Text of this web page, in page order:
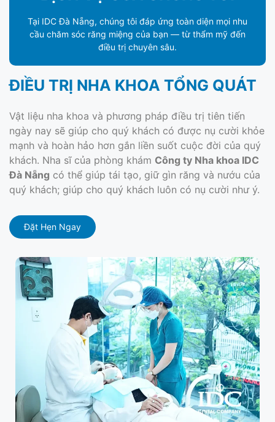
Tại IDC Đà Nẵng, chúng tôi đáp ứng toàn diện mọi nhu
cầu chăm sóc răng miệng của bạn — từ thẩm mỹ đến
điều trị chuyên sâu.
ĐIỀU TRỊ NHA KHOA TỔNG QUÁT
Vật liệu nha khoa và phương pháp điều trị tiên tiến
ngày nay sẽ giúp cho quý khách có được nụ cười khỏe
mạnh và hoàn hảo hơn gắn liền suốt cuộc đời của quý
khách. Nha sĩ của phòng khám Công ty Nha khoa IDC
Đà Nẵng có thể giúp tái tạo, giữ gìn răng và nướu của
quý khách; giúp cho quý khách luôn có nụ cười như ý.
Đặt Hẹn Ngay